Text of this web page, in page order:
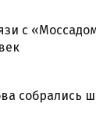
с
собрались